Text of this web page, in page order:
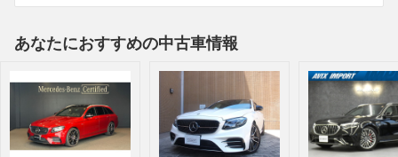
あなたにおすすめの中古車情報